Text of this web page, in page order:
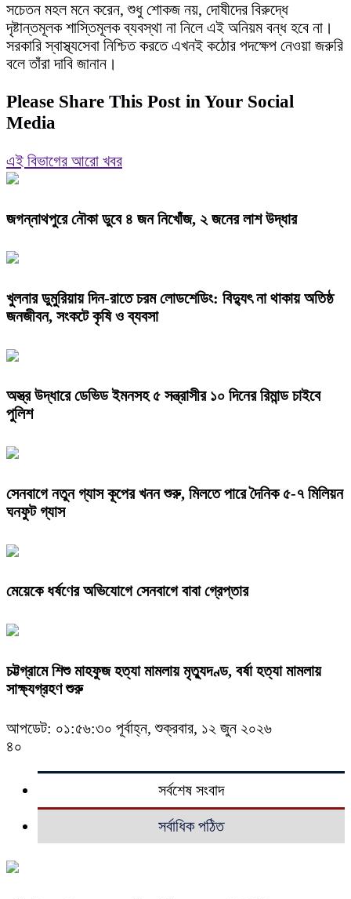
​সচেতন মহল মনে করেন, শুধু শোকজ নয়, দোষীদের বিরুদ্ধে
দৃষ্টান্তমূলক শাস্তিমূলক ব্যবস্থা না নিলে এই অনিয়ম বন্ধ হবে না।
সরকারি স্বাস্থ্যসেবা নিশ্চিত করতে এখনই কঠোর পদক্ষেপ নেওয়া জরুরি
বলে তাঁরা দাবি জানান।
Please Share This Post in Your Social
Media
এই বিভাগের আরো খবর
জগন্নাথপুরে নৌকা ডুবে ৪ জন নিখোঁজ, ২ জনের লাশ উদ্ধার
খুলনার ডুমুরিয়ায় দিন-রাতে চরম লোডশেডিং: বিদ্যুৎ না থাকায় অতিষ্ঠ
জনজীবন, সংকটে কৃষি ও ব্যবসা
অস্ত্র উদ্ধারে ডেভিড ইমনসহ ৫ সন্ত্রাসীর ১০ দিনের রিমান্ড চাইবে
পুলিশ
সেনবাগে নতুন গ্যাস কূপের খনন শুরু, মিলতে পারে দৈনিক ৫-৭ মিলিয়ন
ঘনফুট গ্যাস
মেয়েকে ধর্ষণের অভিযোগে সেনবাগে বাবা গ্রেপ্তার
চট্টগ্রামে শিশু মাহফুজ হত্যা মামলায় মৃত্যুদণ্ড, বর্ষা হত্যা মামলায়
সাক্ষ্যগ্রহণ শুরু
আপডেট: ০১:৫৬:৩০ পূর্বাহ্ন, শুক্রবার, ১২ জুন ২০২৬
৪০
সর্বশেষ সংবাদ
সর্বাধিক পঠিত